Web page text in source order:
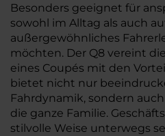
Besonders geeignet für
sowohl im Alltag als auch
außergewöhnliches
möchten. Der Q8 vereint
eines Coupés mit den
bietet nicht nur
Fahrdynamik, sondern
die ganze Familie.
stilvolle Weise unterwegs